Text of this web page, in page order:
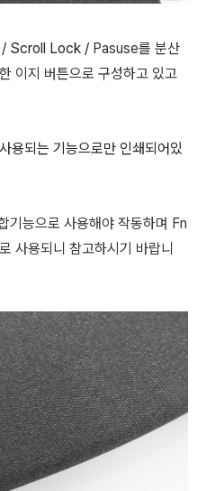
/ Scroll Lock / Pasuse를 분산
이지 버튼으로 구성하고 있고
되는 기능으로만 인쇄되어있
능으로 사용해야 작동하며 Fn
사용되니 참고하시기 바랍니